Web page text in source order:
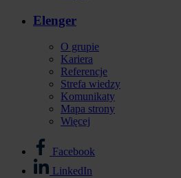
Elenger
O grupie
Kariera
Referencje
Strefa wiedzy
Komunikaty
Mapa strony
Więcej
Stopka
Facebook
LinkedIn